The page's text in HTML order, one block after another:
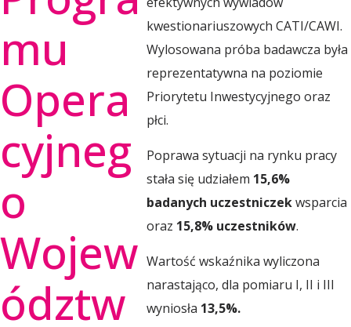
z
w
o
j
u
R
mu
Opera
cyjneg
o
Wojew
ództw
kwestionariuszowych CATI/CAWI.
Wylosowana próba badawcza była
reprezentatywna na poziomie
Priorytetu Inwestycyjnego oraz
płci.
Poprawa sytuacji na rynku pracy
stała się udziałem 15,6%
badanych uczestniczekwsparcia
oraz 15,8% uczestników.
Wartość wskaźnika wyliczona
narastająco, dla pomiaru I, II i III
wyniosła 13,5%.